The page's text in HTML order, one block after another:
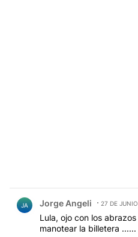
JA Jorge Angeli 27 DE
Lula, ojo con los
manotear la billetera ......